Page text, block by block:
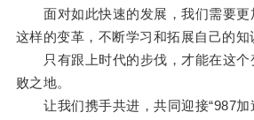
面对如此快速的发展，我们需要更
这样的变革，不断学习和拓展自己的知
只有跟上时代的步伐，才能在这个
败之地。
让我们携手共进，共同迎接“987加